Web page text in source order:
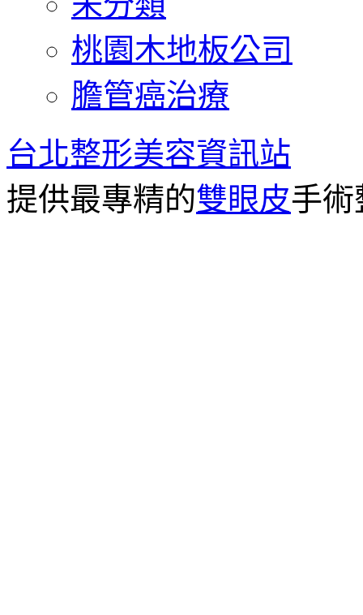
桃園木地板公司
膽管癌治療
台北整形美容資訊站
提供最專精的雙眼皮手術